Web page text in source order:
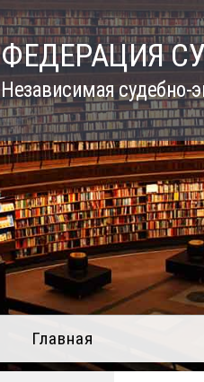
ФЕДЕРАЦИЯ
Независимая судебно-
Главная